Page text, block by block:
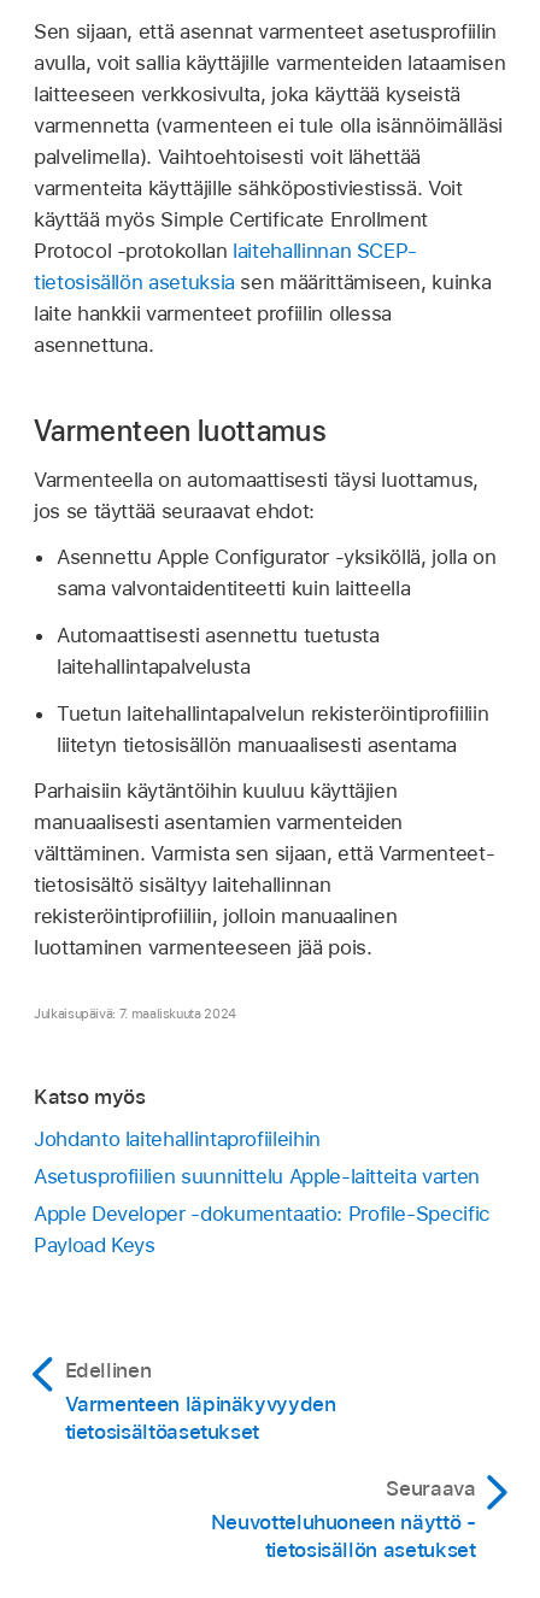
Sen sijaan, että asennat varmenteet asetusprofiilin
avulla, voit sallia käyttäjille varmenteiden lataamisen
laitteeseen verkkosivulta, joka käyttää kyseistä
varmennetta (varmenteen ei tule olla isännöimälläsi
palvelimella). Vaihtoehtoisesti voit lähettää
varmenteita käyttäjille sähköpostiviestissä. Voit
käyttää myös Simple Certificate Enrollment
Protocol ‑protokollan laitehallinnan SCEP-
tietosisällön asetuksia sen määrittämiseen, kuinka
laite hankkii varmenteet profiilin ollessa
asennettuna.
Varmenteen luottamus
Varmenteella on automaattisesti täysi luottamus,
jos se täyttää seuraavat ehdot:
AsennettuApple Configurator‑yksiköllä, jolla on
sama valvontaidentiteetti kuin laitteella
Automaattisesti asennettu tuetusta
laitehallintapalvelusta
Tuetun laitehallintapalvelun rekisteröintiprofiiliin
liitetyn tietosisällön manuaalisesti asentama
Parhaisiin käytäntöihin kuuluu käyttäjien
manuaalisesti asentamien varmenteiden
välttäminen. Varmista sen sijaan, että Varmenteet-
tietosisältö sisältyy laitehallinnan
rekisteröintiprofiiliin, jolloin manuaalinen
luottaminen varmenteeseen jää pois.
Julkaisupäivä: 7. maaliskuuta 2024
Katso myös
Johdanto laitehallintaprofiileihin
Asetusprofiilien suunnittelu Apple-laitteita varten
Apple Developer ‑dokumentaatio: Profile-Specific
Payload Keys
Edellinen
Varmenteen läpinäkyvyyden
tietosisältöasetukset
Seuraava
Neuvotteluhuoneen näyttö -
tietosisällön asetukset